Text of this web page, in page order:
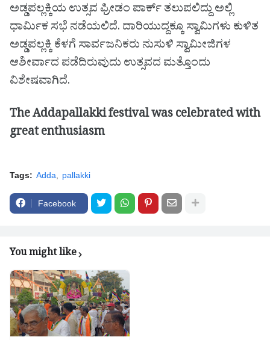
ಅಡ್ಡಪಲ್ಲಕ್ಕಿಯ ಉತ್ಸವ ಫ್ರೀಡಂ ಪಾರ್ಕ್ ತಲುಪಲಿದ್ದು ಅಲ್ಲಿ
ಧಾರ್ಮಿಕ ಸಭೆ ನಡೆಯಲಿದೆ. ದಾರಿಯುದ್ದಕ್ಕೂ ಸ್ವಾಮಿಗಳು ಕುಳಿತ
ಅಡ್ಡಪಲ್ಲಕ್ಕಿ ಕೆಳಗೆ ಸಾರ್ವ‌ಜನಿಕರು ನುಸುಳಿ ಸ್ವಾಮೀಜಿಗಳ
ಆಶೀರ್ವಾದ ಪಡೆದಿರುವುದು ಉತ್ಸವದ ಮತ್ತೊಂದು
ವಿಶೇಷವಾಗಿದೆ.
The Addapallakki festival was celebrated with
great enthusiasm
Tags: Adda pallakki
Facebook
You might like